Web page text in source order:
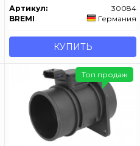
Артикул:
30084
BREMI
Германия
КУПИТЬ
Топ продаж